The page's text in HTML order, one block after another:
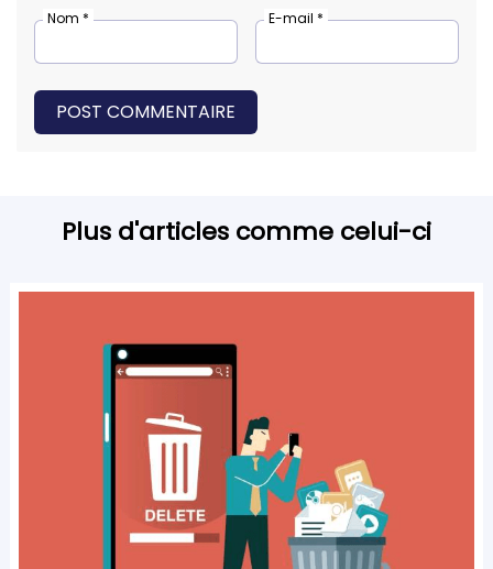
Nom * E-mail *
POST COMMENTAIRE
Plus d'articles comme celui-ci